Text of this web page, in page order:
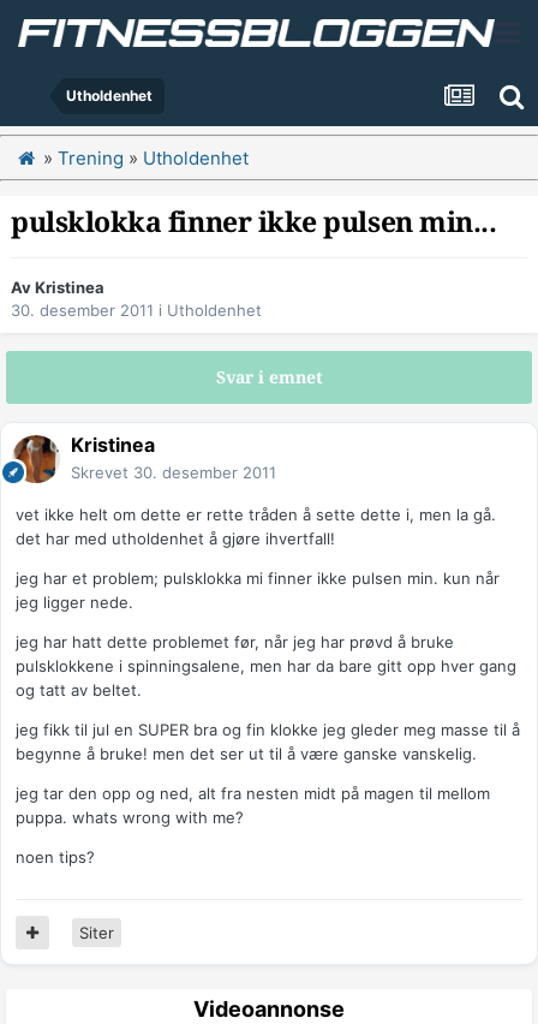
Utholdenhet
» Trening » Utholdenhet
pulsklokka finner ikke pulsen min...
AvKristinea
30. desember 2011 i Utholdenhet
Svar i emnet
Kristinea
Skrevet 30. desember 2011
vet ikke helt om dette er rette tråden å sette dette i, men la gå.
det har med utholdenhet å gjøre ihvertfall!
jeg har et problem; pulsklokka mi finner ikke pulsen min. kun når
jeg ligger nede.
jeg har hatt dette problemet før, når jeg har prøvd å bruke
pulsklokkene i spinningsalene, men har da bare gitt opp hver gang
og tatt av beltet.
jeg fikk til jul en SUPER bra og fin klokke jeg gleder meg masse til å
begynne å bruke! men det ser ut til å være ganske vanskelig.
jeg tar den opp og ned, alt fra nesten midt på magen til mellom
puppa. whats wrong with me?
noen tips?
Siter
Videoannonse